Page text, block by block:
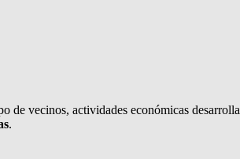
de vecinos, actividades económicas
.